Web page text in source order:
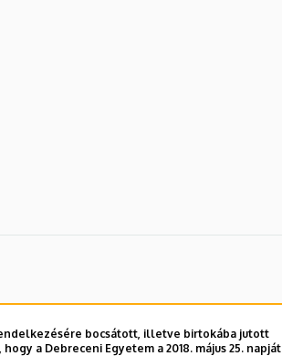
bocsátott, illetve birtokába jutott
a Debreceni Egyetem a 2018. május 25.